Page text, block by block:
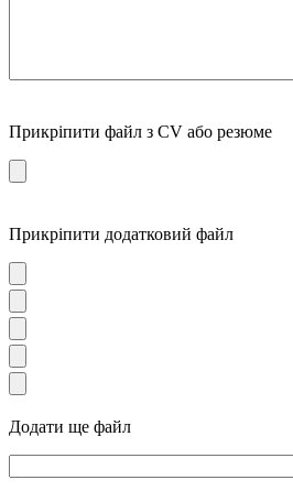
Прикріпити файл з CV або резюме
Прикріпити додатковий файл
Додати ще файл